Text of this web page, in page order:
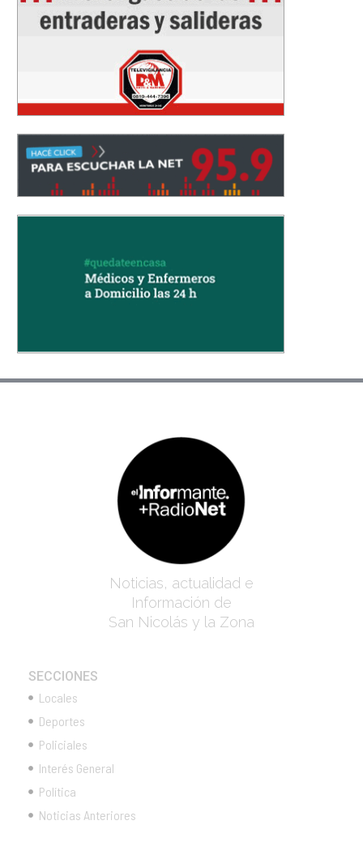
Noticias, actualidad e
Información de
San Nicolás y la Zona
SECCIONES
Locales
Deportes
Policiales
Interés General
Política
Noticias Anteriores